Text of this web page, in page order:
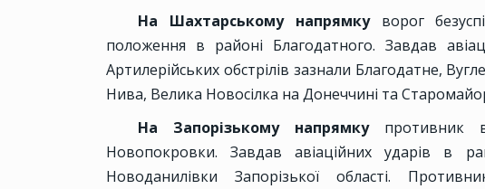
На Шахтарському напрямкуворог
положення в районі Благодатного. Завдав
Артилерійських обстрілів зазнали Благодатне,
Нива, Велика Новосілка на Донеччині та
На Запорізькому напрямкупротивник
Новопокровки. Завдав авіаційних ударів в
Новоданилівки Запорізької області.